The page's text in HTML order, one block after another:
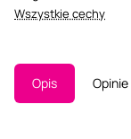
Wszystkie cechy
Opis Opinie